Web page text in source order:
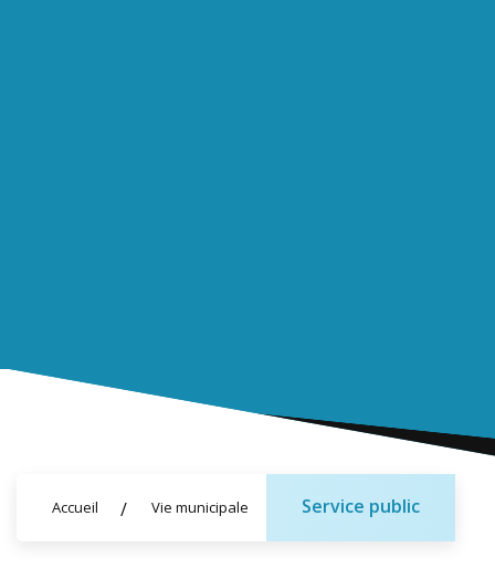
Accueil Vie municipale Service public